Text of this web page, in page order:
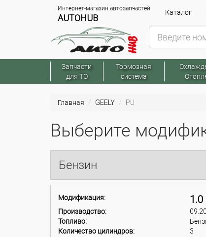
Интернет-магазин автозапчастей
AUTOHUB
Каталог
Запчасти
для ТО
Тормозная
система
Главная GEELY PU
Выберите
Бензин
Модификация: 1.0
Производство:
Топливо:
Количество цилиндров:
3